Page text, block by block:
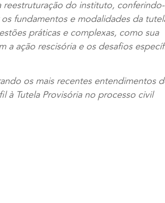
reestruturação do instituto,
fundamentos e modalidades da
práticas e complexas, como sua
a ação rescisória e os desafios
os mais recentes entendimentos
à Tutela Provisória no processo civil